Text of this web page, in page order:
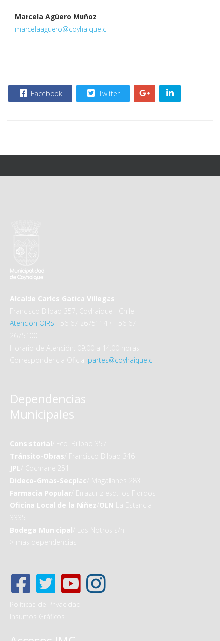
Marcela Agüero Muñoz
marcelaaguero@coyhaique.cl
Facebook Twitter
Alcalde Carlos Gatica Villegas
Francisco Bilbao 357, Coyhaique - Chile
Atención OIRS +56 67 2675114 / +56 67
2675100
Horario de Atención: 09:00 a 14:00 horas
Correspondencia Oficial partes@coyhaique.cl
Dependencias
Municipales
Consistorial / Fco. Billbao 357
Tránsito-Obras / Francisco Bilbao 346
JPL / Cochrane 251
Dideco-Gmas-Secplac / Magallanes 283
Farmacia Popular / Errazuriz esq. los Fiordos
Oficina Local de la Niñez OLN La Estancia
3335
Bodega Municipal / Los Notros s/n
más dependencias
Políticas de Privacidad
Insumos Gráficos